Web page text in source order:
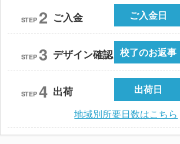
STEP 2 ご入金 ご入金日
STEP 3 デザイン確認 校了のお返事
STEP 4 出荷 出荷日
地域別所要日数はこちら